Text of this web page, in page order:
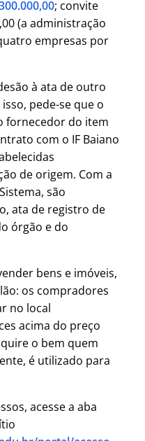
; convite
(a administração
empresas por
à ata de outro
pede-se que o
fornecedor do item
com o IF Baiano
de origem. Com a
são
ata de registro de
órgão e do
bens e imóveis,
os compradores
no local
acima do preço
o bem quem
é utilizado para
acesse a aba